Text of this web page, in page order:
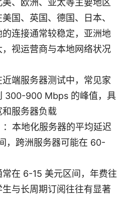
、欧洲、亚太等主要地区
国、英国、德国、日本、
连接通常较稳定，亚洲地
，视运营商与本地网络状况
端服务器测试中，常见家
300-900 Mbps 的峰值，具
服务器负载
：本地化服务器的平均延迟
，跨洲服务器可能在 60-
在 6-15 美元区间，年费往
与长周期订阅往往有显著